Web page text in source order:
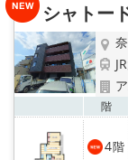
シャトー
階
4階